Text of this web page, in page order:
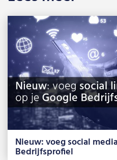
Nieuw: voeg social
Bedrijfsprofiel